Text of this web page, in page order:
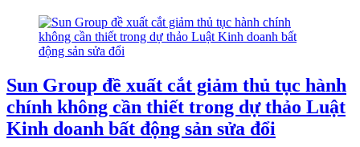
Sun Group đề xuất cắt giảm thủ tục hành
chính không cần thiết trong dự thảo Luật
Kinh doanh bất động sản sửa đổi